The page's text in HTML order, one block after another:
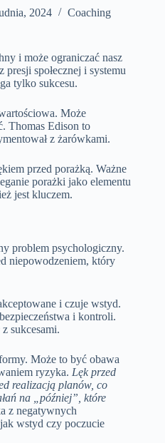
2024 Coaching
i może ograniczać nasz
społecznej i systemu
tylko sukcesu.
Może
Thomas Edison to
z żarówkami.
przed porażką. Ważne
porażki jako elementu
jest kluczem.
problem psychologiczny.
niepowodzeniem, który
i czuje wstyd.
i kontroli.
sukcesami.
Może to być obawa
ryzyka. Lęk przed
realizacją planów, co
na „później”, które
z negatywnych
wstyd czy poczucie